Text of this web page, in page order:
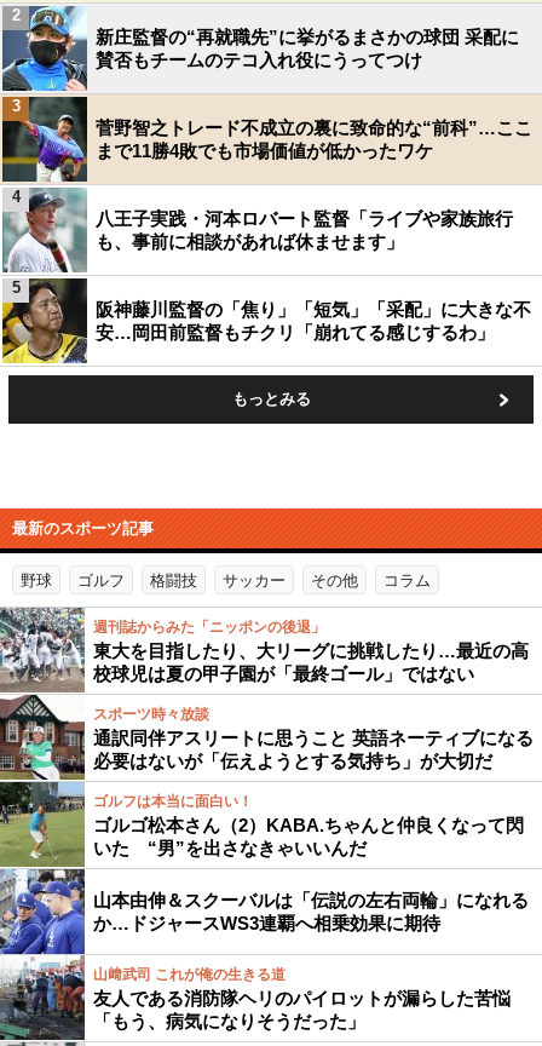
新庄監督の“再就職先”に挙がるまさかの球団 采配に
賛否もチームのテコ入れ役にうってつけ
2
菅野智之トレード不成立の裏に致命的な“前科”…ここ
まで11勝4敗でも市場価値が低かったワケ
3
八王子実践・河本ロバート監督「ライブや家族旅行
も、事前に相談があれば休ませます」
4
阪神藤川監督の「焦り」「短気」「采配」に大きな不
安…岡田前監督もチクリ「崩れてる感じするわ」
5
もっとみる
最新のスポーツ記事
野球 ゴルフ 格闘技 サッカー その他 コラム
週刊誌からみた「ニッポンの後退」
東大を目指したり、大リーグに挑戦したり…最近の高
校球児は夏の甲子園が「最終ゴール」ではない
スポーツ時々放談
通訳同伴アスリートに思うこと 英語ネーティブになる
必要はないが「伝えようとする気持ち」が大切だ
ゴルフは本当に面白い！
ゴルゴ松本さん（2）KABA.ちゃんと仲良くなって閃
いた “男”を出さなきゃいいんだ
山本由伸＆スクーバルは「伝説の左右両輪」になれる
か…ドジャースWS3連覇へ相乗効果に期待
山﨑武司 これが俺の生きる道
友人である消防隊ヘリのパイロットが漏らした苦悩
「もう、病気になりそうだった」